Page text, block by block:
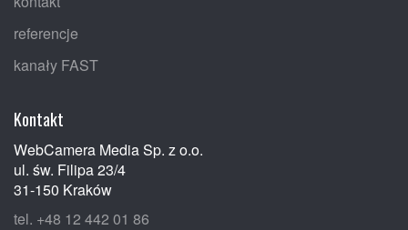
referencje
kanały FAST
Kontakt
WebCamera Media Sp. z o.o.
ul. św. Filipa 23/4
31-150 Kraków
tel. +48 12 442 01 86